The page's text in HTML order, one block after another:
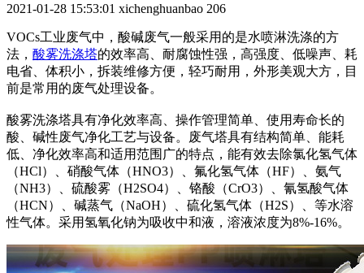
2021-01-28 15:53:01 xichenghuanbao 206
VOCs工业废气中，酸碱废气一般采用的是水喷淋洗涤的方
法， 酸雾洗涤塔的效率高、耐腐蚀性强，高强度、低噪声、耗
电省、体积小，拆装维修方便，轻巧耐用，外形美观大方，目
前是常用的废气处理设备。
酸雾洗涤塔具有净化效率高、操作管理简单、使用寿命长的
酸、碱性废气净化工艺与设备。废气塔具有结构简单、能耗
低、净化效率高和适用范围广的特点，能有效去除氯化氢气体
（HCl）、硝酸气体（HNO3）、氟化氢气体（HF）、氨气
（NH3）、硫酸雾（H2SO4）、铬酸（CrO3）、氰氢酸气体
（HCN）、碱蒸气（NaOH）、硫化氢气体（H2S）、等水溶
性气体。采用氢氧化钠为吸收中和液，溶液浓度为8%-16%。